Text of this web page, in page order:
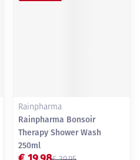
Rainpharma
Rainpharma Bonsoir
Therapy Shower Wash
250ml